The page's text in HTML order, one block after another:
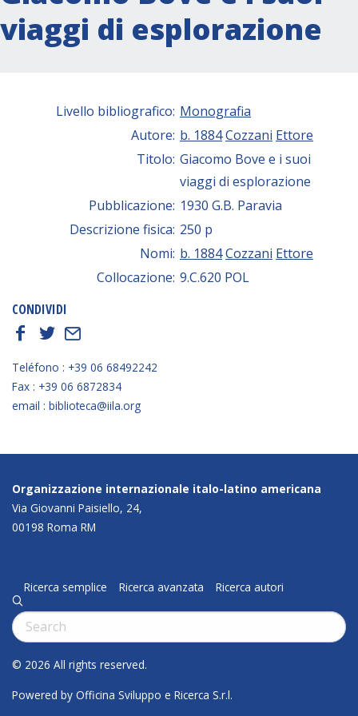
viaggi di esplorazione
Livello bibliografico: Monografia
Autore: b. 1884Cozzani Ettore
Titolo: Giacomo Bove e i suoi
viaggi di esplorazione
Pubblicazione: 1930 G.B. Paravia
Descrizione fisica: 250 p
Nomi: b. 1884Cozzani Ettore
Collocazione: 9.C.620 POL
CONDIVIDI
f
t E
Teléfono : +39 06 68492242
Fax : +39 06 6872834
email : biblioteca@iila.org
Organizzazione internazionale italo-latino americana
Via Giovanni Paisiello, 24,
00198 Roma RM
Ricerca semplice Ricerca avanzata Ricerca autori
q
Cerca:
© 2026 All rights reserved.
Powered by Officina Sviluppo e Ricerca S.r.l.